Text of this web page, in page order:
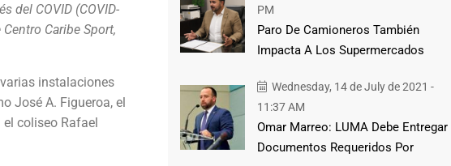
del COVID (COVID-
Caribe Sport,
instalaciones
José A. Figueroa, el
el coliseo Rafael
PM
Paro De Camioneros También
Impacta A Los Supermercados
Wednesday, 14 de July de 2021 -
11:37 AM
Omar Marreo: LUMA Debe Entregar
Documentos Requeridos Por